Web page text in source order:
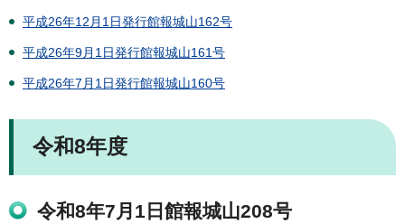
平成26年12月1日発行館報城山162号
平成26年9月1日発行館報城山161号
平成26年7月1日発行館報城山160号
令和8年度
令和8年7月1日館報城山208号